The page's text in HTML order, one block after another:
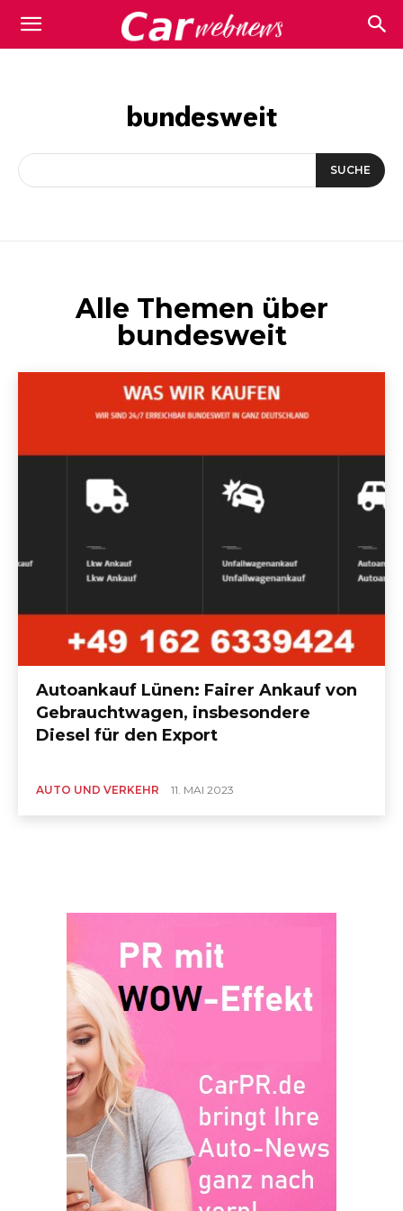
Carwebnews.com
bundesweit
SUCHE
Alle Themen über
bundesweit
Autoankauf Lünen: Fairer Ankauf von
Gebrauchtwagen, insbesondere
Diesel für den Export
AUTO UND VERKEHR 11. MAI 2023